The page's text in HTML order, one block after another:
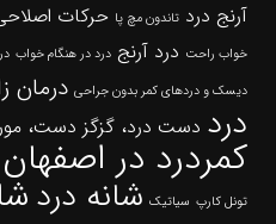
آرنج درد تاندون مچ پا حرکات
خواب راحت درد آرنج درد در هنگام خواب
دیسک و دردهای کمر بدون جراحی درمان
درد دست درد، گزگز دست،
کمردرد در اصفهان
تونل کارپ سیاتیک شانه درد